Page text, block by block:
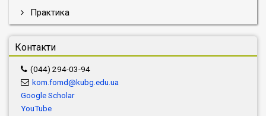
Практика
Контакти
(044) 294-03-94
kom.fomd@kubg.edu.ua
Google Scholar
YouTube